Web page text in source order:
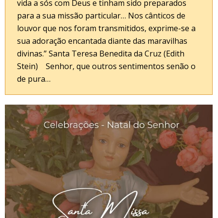
vida a sós com Deus e tinham sido preparados
para a sua missão particular… Nos cânticos de
louvor que nos foram transmitidos, exprime-se a
sua adoração encantada diante das maravilhas
divinas.” Santa Teresa Benedita da Cruz (Edith
Stein) Senhor, que outros sentimentos senão o
de pura…